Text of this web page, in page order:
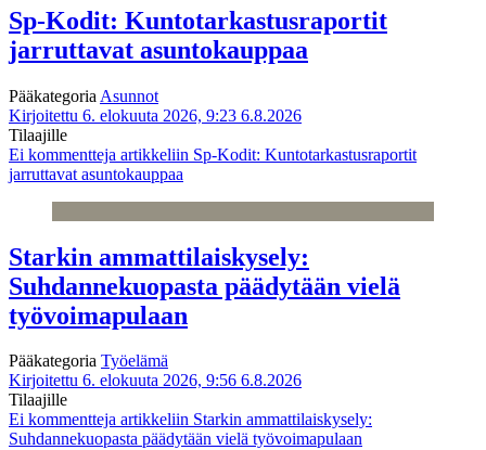
Sp-Kodit: Kuntotarkastusraportit
jarruttavat asuntokauppaa
Pääkategoria Asunnot
Kirjoitettu 6. elokuuta 2026, 9:23 6.8.2026
Tilaajille
Ei kommentteja artikkeliin Sp-Kodit: Kuntotarkastusraportit
jarruttavat asuntokauppaa
Starkin ammattilaiskysely:
Suhdannekuopasta päädytään vielä
työvoimapulaan
Pääkategoria Työelämä
Kirjoitettu 6. elokuuta 2026, 9:56 6.8.2026
Tilaajille
Ei kommentteja artikkeliin Starkin ammattilaiskysely:
Suhdannekuopasta päädytään vielä työvoimapulaan